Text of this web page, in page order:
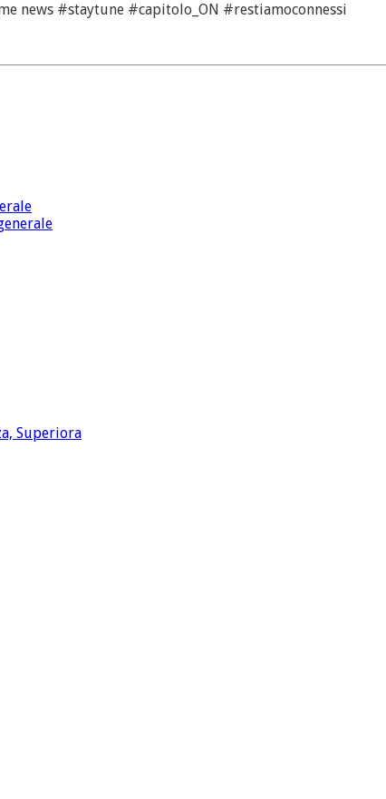
news #staytune #capitolo_ON #restiamoconnessi
Superiora